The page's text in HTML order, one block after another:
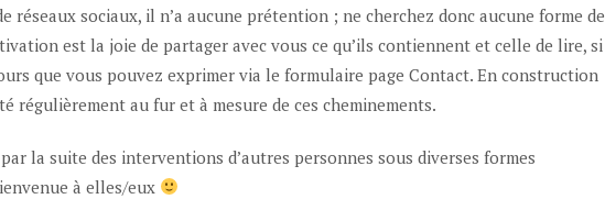
réseaux sociaux, il n’a aucune prétention ; ne cherchez donc aucune forme de
est la joie de partager avec vous ce qu’ils contiennent et celle de lire, si
que vous pouvez exprimer via le formulaire page Contact. En construction
régulièrement au fur et à mesure de ces cheminements.
la suite des interventions d’autres personnes sous diverses formes
à elles/eux